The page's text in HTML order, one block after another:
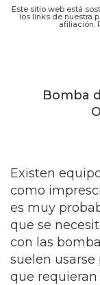
Este sitio web está
los links de nuestra
afiliación.
Bomba
Existen
como
es muy
que se
con las
suelen
que